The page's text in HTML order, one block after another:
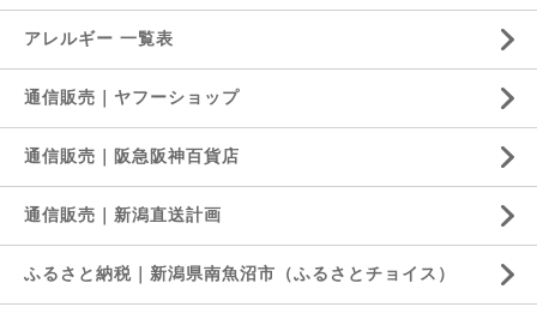
アレルギー 一覧表
通信販売｜ヤフーショップ
通信販売｜阪急阪神百貨店
通信販売｜新潟直送計画
ふるさと納税｜新潟県南魚沼市（ふるさとチョイス）